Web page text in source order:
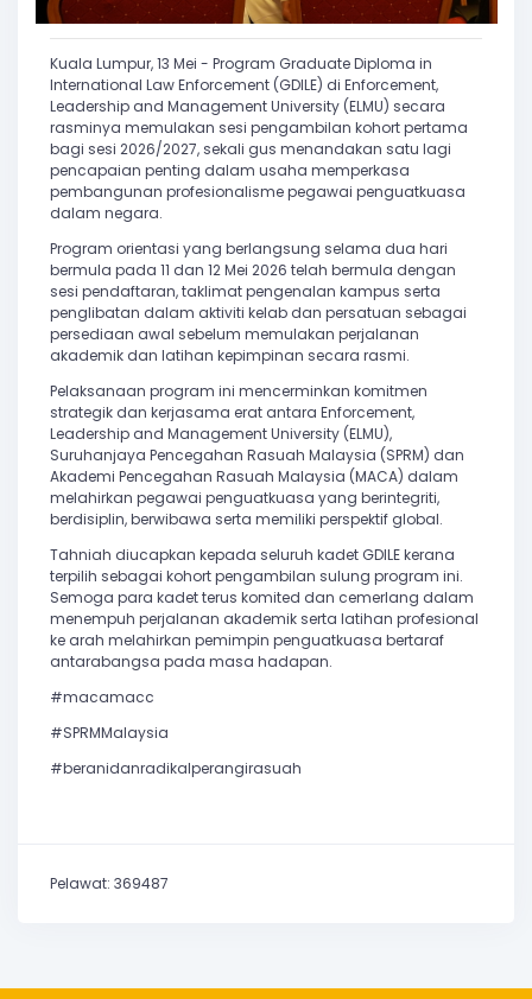
Kuala Lumpur, 13 Mei - Program Graduate Diploma in
International Law Enforcement (GDILE) di Enforcement,
Leadership and Management University (ELMU) secara
rasminya memulakan sesi pengambilan kohort pertama
bagi sesi 2026/2027, sekali gus menandakan satu lagi
pencapaian penting dalam usaha memperkasa
pembangunan profesionalisme pegawai penguatkuasa
dalam negara.
Program orientasi yang berlangsung selama dua hari
bermula pada 11 dan 12 Mei 2026 telah bermula dengan
sesi pendaftaran, taklimat pengenalan kampus serta
penglibatan dalam aktiviti kelab dan persatuan sebagai
persediaan awal sebelum memulakan perjalanan
akademik dan latihan kepimpinan secara rasmi.
Pelaksanaan program ini mencerminkan komitmen
strategik dan kerjasama erat antara Enforcement,
Leadership and Management University (ELMU),
Suruhanjaya Pencegahan Rasuah Malaysia (SPRM) dan
Akademi Pencegahan Rasuah Malaysia (MACA) dalam
melahirkan pegawai penguatkuasa yang berintegriti,
berdisiplin, berwibawa serta memiliki perspektif global.
Tahniah diucapkan kepada seluruh kadet GDILE kerana
terpilih sebagai kohort pengambilan sulung program ini.
Semoga para kadet terus komited dan cemerlang dalam
menempuh perjalanan akademik serta latihan profesional
ke arah melahirkan pemimpin penguatkuasa bertaraf
antarabangsa pada masa hadapan.
#macamacc
#SPRMMalaysia
#beranidanradikalperangirasuah
Pelawat: 369487